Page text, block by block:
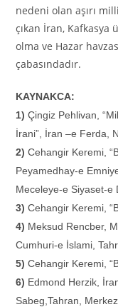
nedeni olan aşırı
çıkan İran,
olma ve Hazar
çabasındadır.
KAYNAKCA:
1)Çingiz Pehlivan,
İrani”, İran –e Ferda,
2) Cehangir Keremi,
Peyamedhay-e
Meceleye-e Siyaset-e
3) Cehangir Keremi,
4) Meksud Rencber,
Cumhuri-e İslami,
5)Cehangir Keremi,
6) Edmond Herzik,
Sabeg,Tahran,